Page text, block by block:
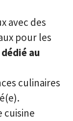
avec des
pour les
au
culinaires
cuisine